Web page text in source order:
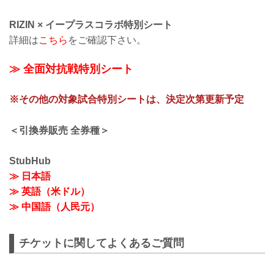
RIZIN × イープラスコラボ特別シート
詳細はこちら をご確認下さい。
≫ 全面対抗戦特別シート
※その他の対象試合特別シートは、決定次第更新予定
＜引換券販売 全券種＞
StubHub
≫ 日本語
≫ 英語（米ドル）
≫ 中国語（人民元）
チケットに関してよくあるご質問